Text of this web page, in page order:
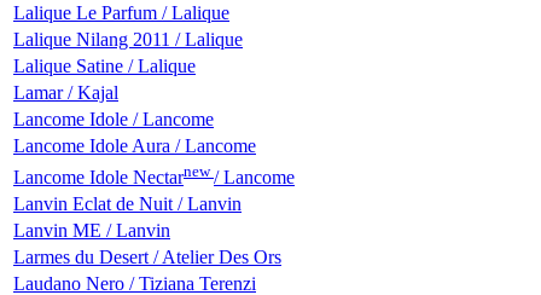
Lalique Le Parfum / Lalique
Lalique Nilang 2011 / Lalique
Lalique Satine / Lalique
Lamar / Kajal
Lancome Idole / Lancome
Lancome Idole Aura / Lancome
Lancome Idole Nectarnew/ Lancome
Lanvin Eclat de Nuit / Lanvin
Lanvin ME / Lanvin
Larmes du Desert / Atelier Des Ors
Laudano Nero / Tiziana Terenzi